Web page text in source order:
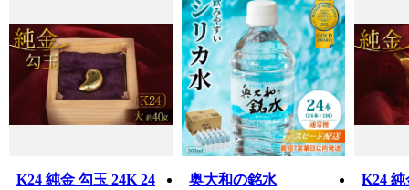
K24 純金 勾玉 24K 24
奥大和の銘水
K24